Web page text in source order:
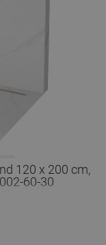
120 x 200 cm,
60-30